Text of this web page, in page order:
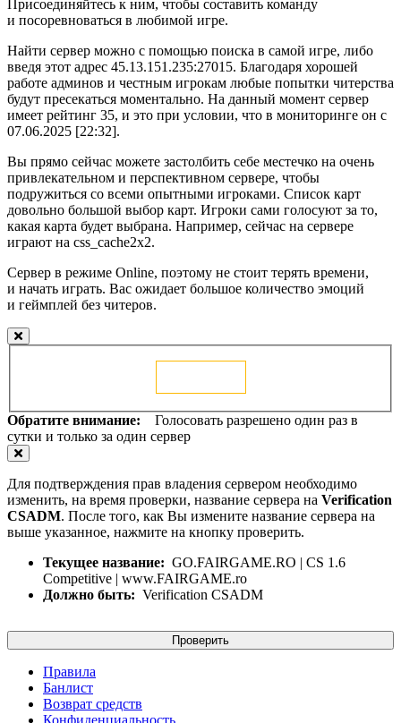
Присоединяйтесь к ним, чтобы составить команду
и посоревноваться в любимой игре.
Найти сервер можно с помощью поиска в самой игре, либо
введя этот адрес 45.13.151.235:27015. Благодаря хорошей
работе админов и честным игрокам любые попытки читерства
будут пресекаться моментально. На данный момент сервер
имеет рейтинг 35, и это при условии, что в мониторинге он с
07.06.2025 [22:32].
Вы прямо сейчас можете застолбить себе местечко на очень
привлекательном и перспективном сервере, чтобы
подружиться со всеми опытными игроками. Список карт
довольно большой выбор карт. Игроки сами голосуют за то,
какая карта будет выбрана. Например, сейчас на сервере
играют на css_cache2x2.
Сервер в режиме Online, поэтому не стоит терять времени,
и начать играть. Вас ожидает большое количество эмоций
и геймплей без читеров.
Обратите внимание: Голосовать разрешено один раз в
сутки и только за один сервер
Для подтверждения прав владения сервером необходимо
изменить, на время проверки, название сервера на Verification
CSADM. После того, как Вы измените название сервера на
выше указанное, нажмите на кнопку проверить.
Текущее название: GO.FAIRGAME.RO | CS 1.6
Competitive | www.FAIRGAME.ro
Должно быть: Verification CSADM
Проверить
Правила
Банлист
Возврат средств